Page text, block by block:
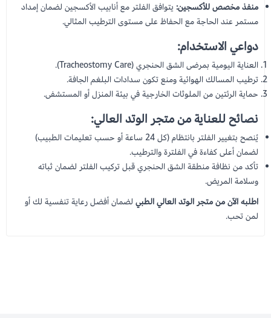
منفذ مخصص للأكسجين:يتوافق الفلتر مع أنابيب الأكسجين لضمان إمداد
مستمر عند الحاجة مع الحفاظ على مستوى الترطيب المثالي.
دواعي الاستخدام:
العناية اليومية بمرضى الشق الحنجري (Tracheostomy Care).
ترطيب المسالك الهوائية ومنع تكون سدادات البلغم الجافة.
حماية الرئتين من الملوثات الخارجية في بيئة المنزل أو المستشفى.
نصائح للعناية من متجر الوتد العالي:
يُنصح بتغيير الفلتر بانتظام (كل 24 ساعة أو حسب تعليمات الطبيب)
لضمان أعلى كفاءة في الفلترة والترطيب.
تأكد من نظافة منطقة الشق الحنجري قبل تركيب الفلتر لضمان ثباته
وسلامة المريض.
اطلبه الآن من متجر الوتد العالي الطبيلضمان أفضل رعاية تنفسية لك أو
لمن تحب.